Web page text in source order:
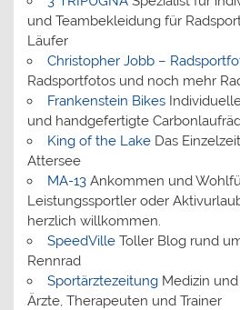
und Teambekleidung für
Läufer
Christopher Jobb –
Radsportfotos und noch mehr
Frankenstein Bikes
und handgefertigte
King of the LakeDas
Attersee
MA-13Ankommen und
Leistungssportler oder
herzlich willkommen.
SpeedVilleToller Blog rund
Rennrad
SportärztezeitungMedizin
Ärzte, Therapeuten und Trainer